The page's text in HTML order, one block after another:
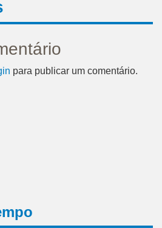
para publicar um comentário.